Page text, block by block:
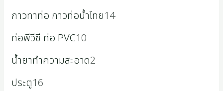
กาวทาท่อ กาวท่อน้ำไทย14
ท่อพีวีซี ท่อ PVC10
น้ำยาทำความสะอาด2
ประตู16